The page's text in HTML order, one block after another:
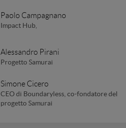
Paolo Campagnano
Impact Hub,
Alessandro Pirani
Progetto Samurai
Simone Cicero
CEO di Boundaryless, co-fondatore del
progetto Samurai